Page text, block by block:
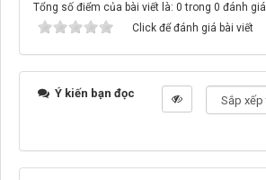
Tổng số điểm của bài viết là: 0 trong 0 đánh giá
Click để đánh giá bài viết
Ý kiến bạn đọc